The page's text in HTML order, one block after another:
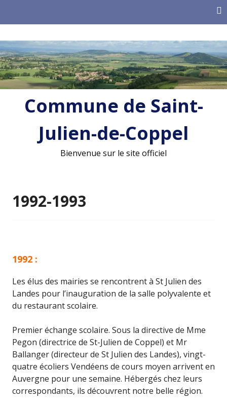
Commune de Saint-
Julien-de-Coppel
Bienvenue sur le site officiel
1992-1993
1992 :
Les élus des mairies se rencontrent à St Julien des
Landes pour l’inauguration de la salle polyvalente et
du restaurant scolaire.
Premier échange scolaire. Sous la directive de Mme
Pegon (directrice de St-Julien de Coppel) et Mr
Ballanger (directeur de St Julien des Landes), vingt-
quatre écoliers Vendéens de cours moyen arrivent en
Auvergne pour une semaine. Hébergés chez leurs
correspondants, ils découvrent notre belle région.